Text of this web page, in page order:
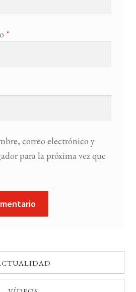
*
correo electrónico y
para la próxima vez que